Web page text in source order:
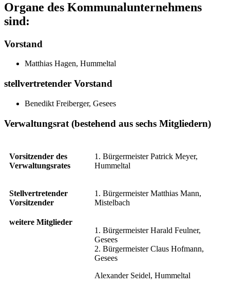
Organe des Kommunalunternehmens
sind:
Vorstand
Matthias Hagen, Hummeltal
stellvertretender Vorstand
Benedikt Freiberger, Gesees
Verwaltungsrat (bestehend aus sechs Mitgliedern)
Vorsitzender des
Verwaltungsrates
1. Bürgermeister Patrick Meyer,
Hummeltal
Stellvertretender
Vorsitzender
1. Bürgermeister Matthias Mann,
Mistelbach
weitere Mitglieder
1. Bürgermeister Harald Feulner,
Gesees
2. Bürgermeister Claus Hofmann,
Gesees
Alexander Seidel, Hummeltal